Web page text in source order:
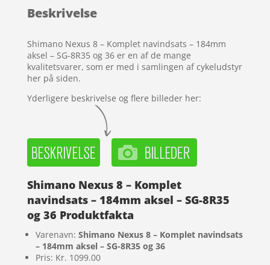
på
mmelser
Beskrivelse
Shimano Nexus 8 – Komplet navindsats – 184mm
aksel – SG-8R35 og 36 er en af de mange
kvalitetsvarer, som er med i samlingen af cykeludstyr
her på siden.
Yderligere beskrivelse og flere billeder her:
Shimano Nexus 8 – Komplet
navindsats – 184mm aksel – SG-8R35
og 36 Produktfakta
Varenavn: Shimano Nexus 8 – Komplet navindsats
– 184mm aksel – SG-8R35 og 36
Pris: Kr. 1099.00